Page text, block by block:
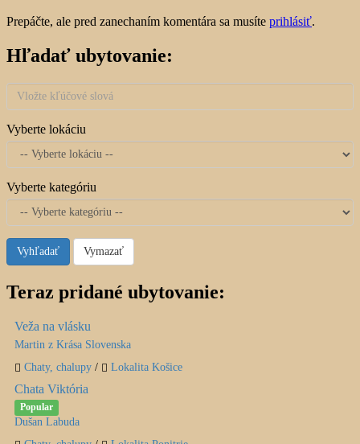
Prepáčte, ale pred zanechaním komentára sa musíte prihlásiť.
Hľadať ubytovanie:
Vyberte lokáciu
Vyberte kategóriu
Vyhľadať Vymazať
Teraz pridané ubytovanie:
Veža na vlásku
Martin z Krása Slovenska
Chaty, chalupy / Lokalita Košice
Chata Viktória
Popular
Dušan Labuda